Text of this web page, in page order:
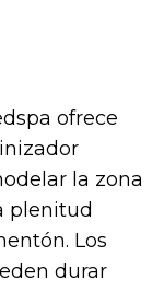
ofrece
la zona
plenitud
Los
durar